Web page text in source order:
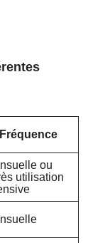
Fréquence
ou
utilisation